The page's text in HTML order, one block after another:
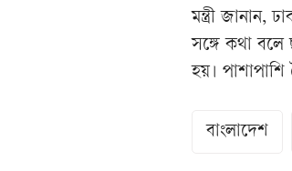
মন্ত্রী জানান,
সঙ্গে কথা
হয়। পাশাপাশি
বাংলাদেশ